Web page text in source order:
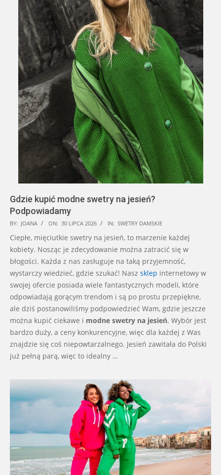
Gdzie kupić modne swetry na jesień?
Podpowiadamy
2026-
07-
30
BY: JOANA ON: 30 LIPCA 2026 IN: SWETRY DAMSKIE
Ciepłe, mięciutkie swetry na jesień, to marzenie każdej
kobiety. Nosząc je zdecydowanie można zatracić się w
błogości. Każda z nas zasługuje na taką przyjemność,
wystarczy wiedzieć, gdzie szukać! Nasz sklep internetowy w
swojej ofercie posiada wiele fantastycznych modeli, które
odpowiadają gorącym trendom i są po prostu przepiękne,
ale dziś postanowiliśmy podpowiedzieć Wam, gdzie jeszcze
można kupić ciekawe i modne swetry na jesień. Wybór jest
bardzo duży, a ceny konkurencyjne, więc dla każdej z Was
znajdzie się coś niepowtarzalnego. Jesień zawitała do Polski
już pełną parą, więc to idealny …